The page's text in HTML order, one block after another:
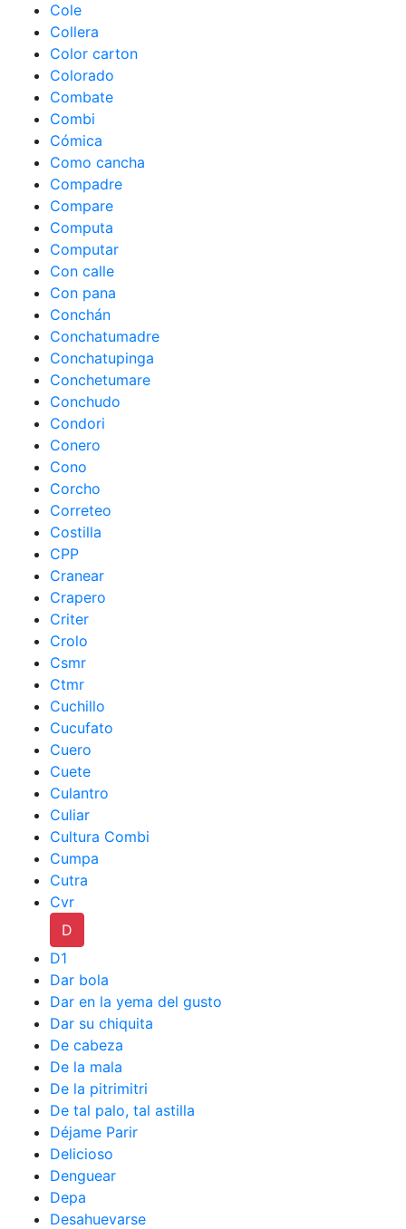
Cole
Collera
Color carton
Colorado
Combate
Combi
Cómica
Como cancha
Compadre
Compare
Computa
Computar
Con calle
Con pana
Conchán
Conchatumadre
Conchatupinga
Conchetumare
Conchudo
Condori
Conero
Cono
Corcho
Correteo
Costilla
CPP
Cranear
Crapero
Criter
Crolo
Csmr
Ctmr
Cuchillo
Cucufato
Cuero
Cuete
Culantro
Culiar
Cultura Combi
Cumpa
Cutra
Cvr
D
D1
Dar bola
Dar en la yema del gusto
Dar su chiquita
De cabeza
De la mala
De la pitrimitri
De tal palo, tal astilla
Déjame Parir
Delicioso
Denguear
Depa
Desahuevarse